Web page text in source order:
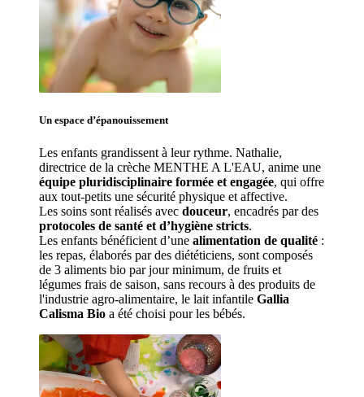
Un espace d’épanouissement
Les enfants grandissent à leur rythme. Nathalie,
équipe pluridisciplinaire formée et engagée, qui offre
aux tout-petits une sécurité physique et affective.
Les soins sont réalisés avec douceur
protocoles de santé et d’hygiène stricts.
Les enfants bénéficient d’une alimentation de qualité :
les repas, élaborés par des diététiciens, sont composés
de 3 aliments bio par jour minimum, de fruits et
légumes frais de saison, sans recours à des produits de
l'industrie agro-alimentaire, le lait infantile Gallia
Calisma Bio a été choisi pour les bébés.